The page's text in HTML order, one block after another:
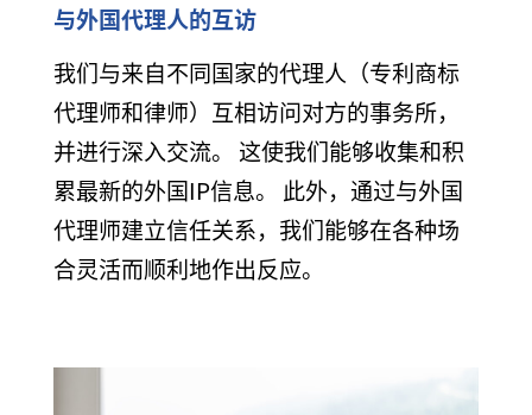
与外国代理人的互访
我们与来自不同国家的代理人（专利商标
代理师和律师）互相访问对方的事务所，
并进行深入交流。 这使我们能够收集和积
累最新的外国IP信息。 此外，通过与外国
代理师建立信任关系，我们能够在各种场
合灵活而顺利地作出反应。